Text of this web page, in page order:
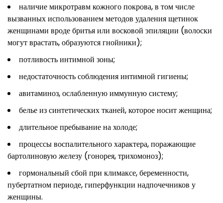
наличие микротравм кожного покрова, в том числе
вызванных использованием методов удаления щетинок
женщинами вроде бритья или восковой эпиляции (волоски
могут врастать, образуются гнойники);
потливость интимной зоны;
недостаточность соблюдения интимной гигиены;
авитаминоз, ослабленную иммунную систему;
белье из синтетических тканей, которое носит женщина;
длительное пребывание на холоде;
процессы воспалительного характера, поражающие
бартолиновую железу (гонорея, трихомоноз);
гормональный сбой при климаксе, беременности,
пубертатном периоде, гиперфункции надпочечников у
женщины.